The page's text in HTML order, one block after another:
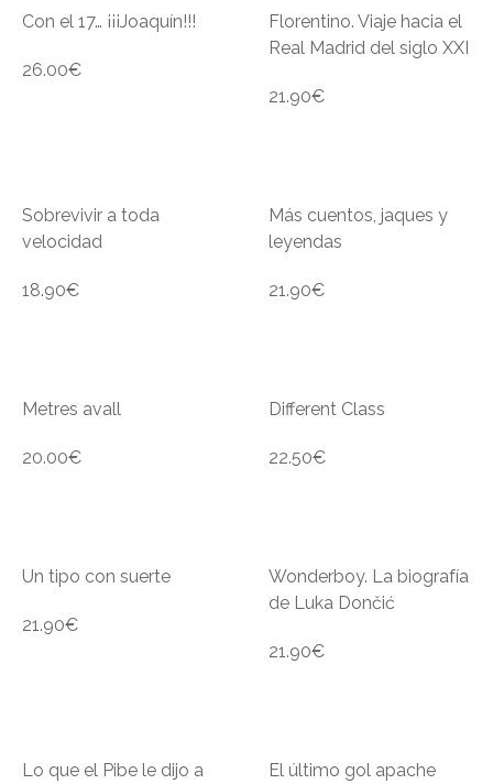
Con el 17… ¡¡¡Joaquín!!!
26.00€
Florentino. Viaje hacia el
Real Madrid del siglo XXI
21.90€
Sobrevivir a toda
velocidad
18.90€
Más cuentos, jaques y
leyendas
21.90€
Metres avall
20.00€
Different Class
22.50€
Un tipo con suerte
21.90€
Wonderboy. La biografía
de Luka Dončić
21.90€
Lo que el Pibe le dijo a
El último gol apache